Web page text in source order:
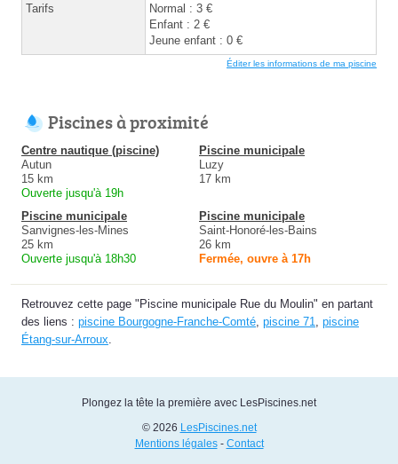
Tarifs
Normal : 3 €
Enfant : 2 €
Jeune enfant : 0 €
Éditer les informations de ma piscine
Piscines à proximité
Centre nautique (piscine)
Autun
15 km
Ouverte jusqu'à 19h
Piscine municipale
Luzy
17 km
Piscine municipale
Sanvignes-les-Mines
25 km
Ouverte jusqu'à 18h30
Piscine municipale
Saint-Honoré-les-Bains
26 km
Fermée, ouvre à 17h
Retrouvez cette page "Piscine municipale Rue du Moulin" en partant
des liens : piscine Bourgogne-Franche-Comté piscine 71
piscine
Étang-sur-Arroux
Plongez la tête la première avec LesPiscines.net
© 2026 LesPiscines.net
Mentions légales- Contact